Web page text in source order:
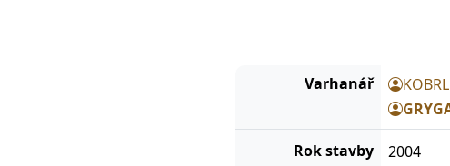
Varhanář
Rok stavby 2004